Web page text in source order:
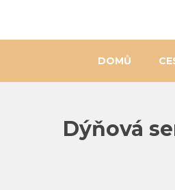
DOMŮ
Dýňová